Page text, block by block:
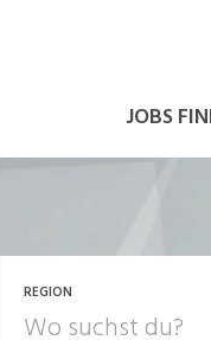
JOBS
REGION